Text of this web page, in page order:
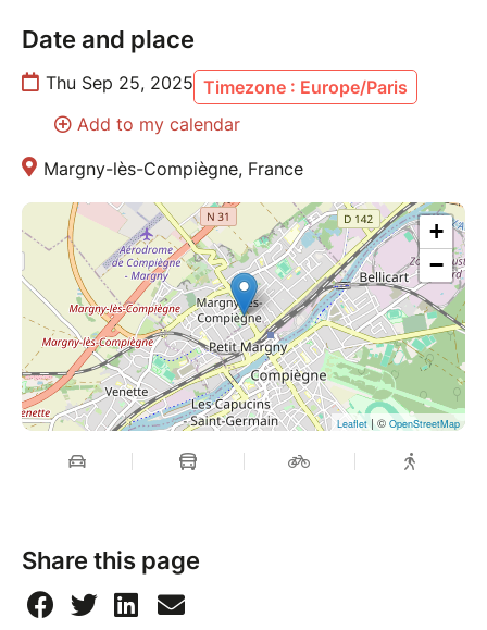
Date and place
Thu Sep 25, 2025 Timezone : Europe/Paris
Add to my calendar
Margny-lès-Compiègne, France
+
−
Leaflet| © OpenStreetMap
Share this page